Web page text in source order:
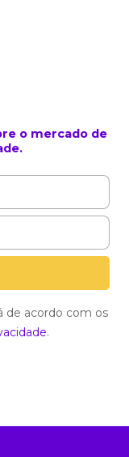
o mercado de
de acordo com os
.